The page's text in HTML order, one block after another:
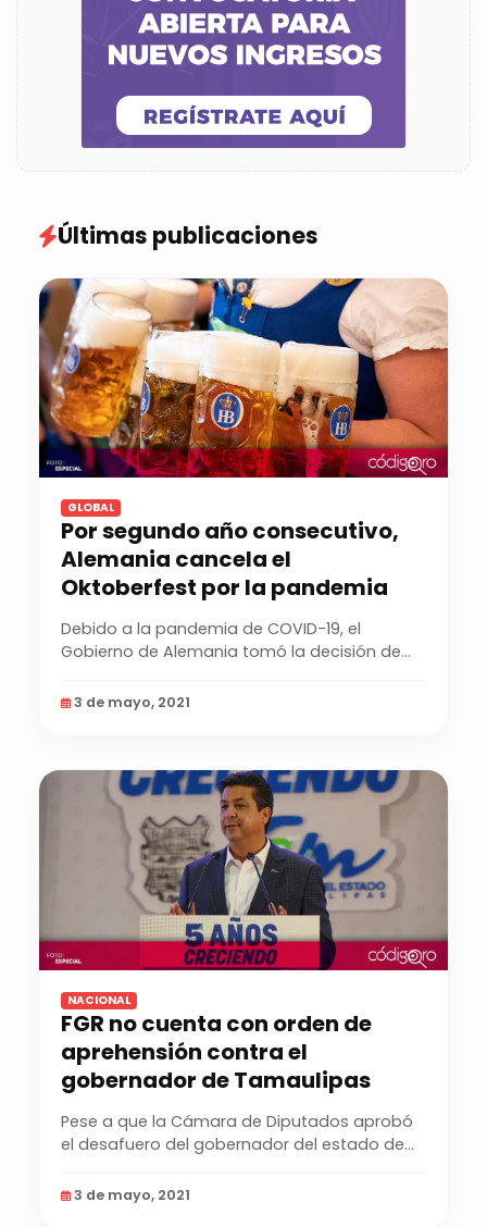
Últimas publicaciones
GLOBAL
Por segundo año consecutivo,
Alemania cancela el
Oktoberfest por la pandemia
Debido a la pandemia de COVID-19, el
Gobierno de Alemania tomó la decisión de
3 de mayo, 2021
NACIONAL
FGR no cuenta con orden de
aprehensión contra el
gobernador de Tamaulipas
Pese a que la Cámara de Diputados aprobó
el desafuero del gobernador del estado de
3 de mayo, 2021